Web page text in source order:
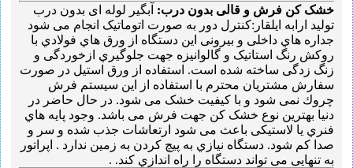
خشک کن فرش و قالی بدون درب: آبگیر لوله ای بدون درب
تولید ارابه ایلقار:کنترل دور به صورت اتوماتیک انجام می شود
جداره هاي داخلی و بیرونی این دستگاه از ورق هاي فولادي با
روکش رنگ استاتیک و گالوانیزه جهت جلوگیري ازخوردگی و
زنگ زدگی ساخته شده است. استفاده از ورق استیل در صورت
سفارش مشتریان محترم با استفاده از این سیستم فرش
چروك نمی شود و با کیفیت خشک می شود. در حال حاضر در
دنیا بهترین نوع خشک کن جهت فرش می باشد. وجود پایه هاي
فنري یا لاستیکی باعث می شود ارتعاشات جذب شده و سر و
صدا کم شود. دستگاه نیازي به پیچ کردن به زمین ندارد . اپراتور
به تنهایی می تواند دستگاه را راه اندازي کند. .